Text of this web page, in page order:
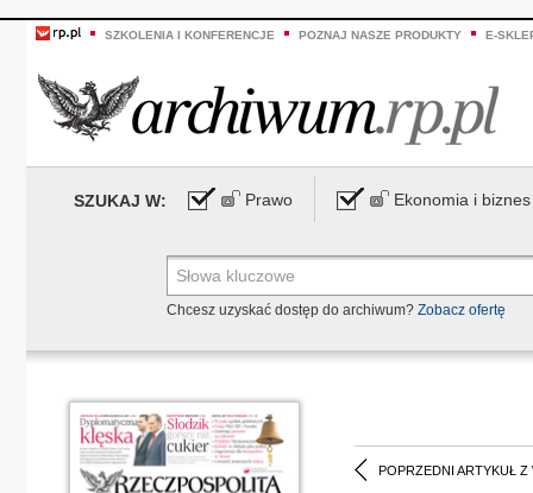
SZKOLENIA I KONFERENCJE POZNAJ NASZE PRODUKTY E-
SZUKAJ W: Prawo Ekonomia i biznes
Chcesz uzyskać dostęp do archiwum? Zobacz ofertę
POPRZEDNI ARTYKUŁ Z